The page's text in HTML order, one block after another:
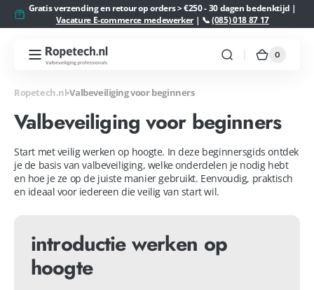
naar de
content
Gratis verzending en retour op orders > €250 - 30 dagen bedenktijd |
Vacature E-commerce medewerker| 📞(085) 018 87 17
Ropetech.nl 0
0
Ropetech.nl Valbeveiliging voor beginners
Valbeveiliging voor beginners
Start met veilig werken op hoogte. In deze beginnersgids ontdek
je de basis van valbeveiliging, welke onderdelen je nodig hebt
en hoe je ze op de juiste manier gebruikt. Eenvoudig, praktisch
en ideaal voor iedereen die veilig van start wil.
introductie werken op
hoogte